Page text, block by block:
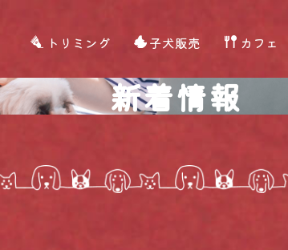
トリミング 子犬販売 カフェ
新着情報